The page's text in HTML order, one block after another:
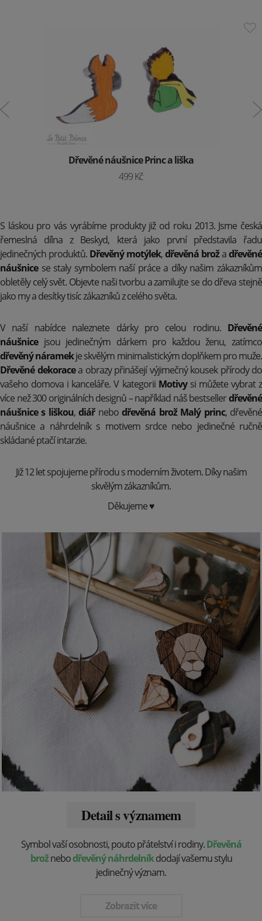
Dřevěné náušnice Princ a liška
499 Kč
S láskou pro vás vyrábíme produkty již od roku 2013. Jsme česká
řemeslná dílna z Beskyd, která jako první představila řadu
jedinečných produktů. Dřevěný motýlek,dřevěná brožadřevěné
náušnicese staly symbolem naší práce a díky našim zákazníkům
obletěly celý svět. Objevte naši tvorbu a zamilujte se do dřeva stejně
jako my a desítky tisíc zákazníků z celého světa.
V naší nabídce naleznete dárky pro celou rodinu. Dřevěné
náušnicejsou jedinečným dárkem pro každou ženu, zatímco
dřevěný náramekje skvělým minimalistickým doplňkem pro muže.
Dřevěné dekoracea obrazy přinášejí výjimečný kousek přírody do
vašeho domova i kanceláře. V kategorii Motivysi můžete vybrat z
více než 300 originálních designů – například náš bestsellerdřevěné
náušnice s liškou,diářnebodřevěná brož Malý princ, dřevěné
náušnice a náhrdelník s motivem srdce nebo jedinečné ručně
skládané ptačí intarzie.
Již 12 let spojujeme přírodu s moderním životem. Díky našim
skvělým zákazníkům.
Děkujeme ♥
Detail s významem
Symbol vaší osobnosti, pouto přátelství i rodiny.Dřevěná
brožnebodřevěný náhrdelníkdodají vašemu stylu
jedinečný význam.
Zobrazit více